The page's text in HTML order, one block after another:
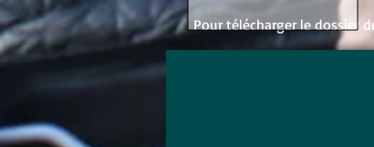
Pour télécharger le dossier